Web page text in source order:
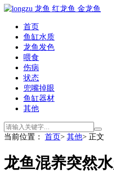
首页
鱼缸水质
龙鱼发色
喂食
伤病
状态
兜嘴掉眼
鱼缸器材
其他
当前位置： 首页> 其他> 正文
龙鱼混养突然